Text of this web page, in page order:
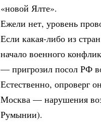
«новой Ялте».
Ежели нет, уровень
Если какая-либо из
начало военного
— пригрозил посол РФ
Естественно, опроверг
Москва — нарушения
Румынии).